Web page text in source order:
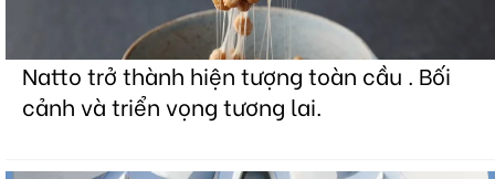
Natto trở thành hiện tượng toàn cầu . Bối
cảnh và triển vọng tương lai.